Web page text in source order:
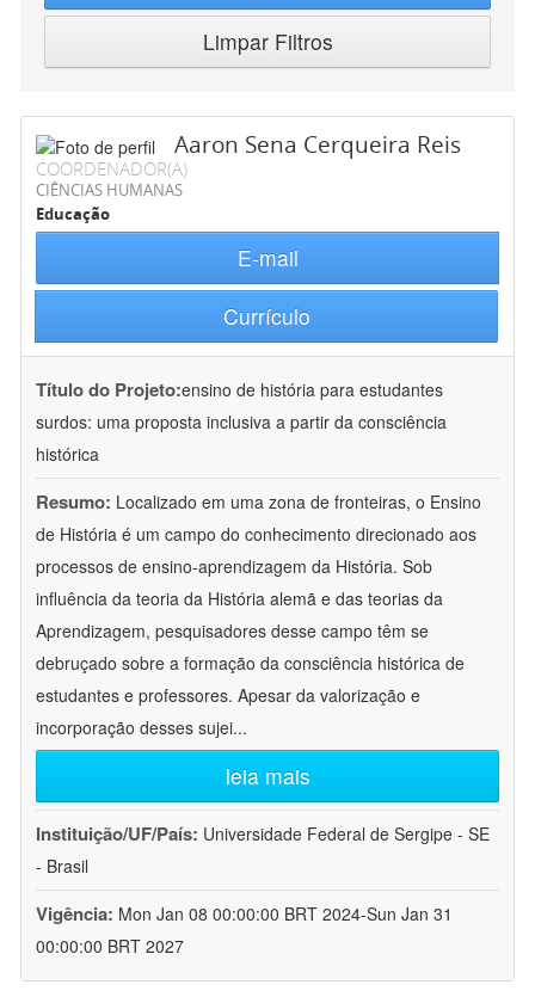
Limpar Filtros
Aaron Sena Cerqueira Reis
COORDENADOR(A)
CIÊNCIAS HUMANAS
Educação
E-mail
Currículo
Título do Projeto:ensino de história para estudantes
surdos: uma proposta inclusiva a partir da consciência
histórica
Resumo: Localizado em uma zona de fronteiras, o Ensino
de História é um campo do conhecimento direcionado aos
processos de ensino-aprendizagem da História. Sob
influência da teoria da História alemã e das teorias da
Aprendizagem, pesquisadores desse campo têm se
debruçado sobre a formação da consciência histórica de
estudantes e professores. Apesar da valorização e
incorporação desses sujei...
leia mais
Instituição/UF/País: Universidade Federal de Sergipe - SE
- Brasil
Vigência: Mon Jan 08 00:00:00 BRT 2024-Sun Jan 31
00:00:00 BRT 2027